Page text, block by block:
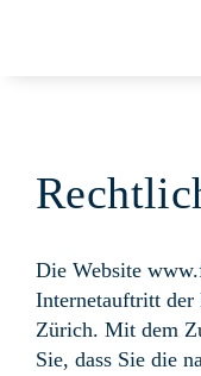
Die Website
Internetauftritt der
Zürich. Mit dem
Sie, dass Sie die